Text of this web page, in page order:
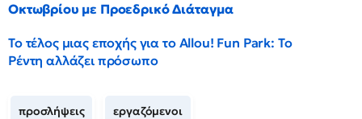
Οκτωβρίου με Προεδρικό Διάταγμα
Το τέλος μιας εποχής για το Allou! Fun Park: Το
Ρέντη αλλάζει πρόσωπο
προσλήψεις εργαζόμενοι